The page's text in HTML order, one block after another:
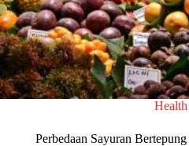
Health
Perbedaan Sayuran